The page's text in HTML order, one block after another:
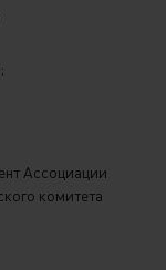
Ассоциации
комитета